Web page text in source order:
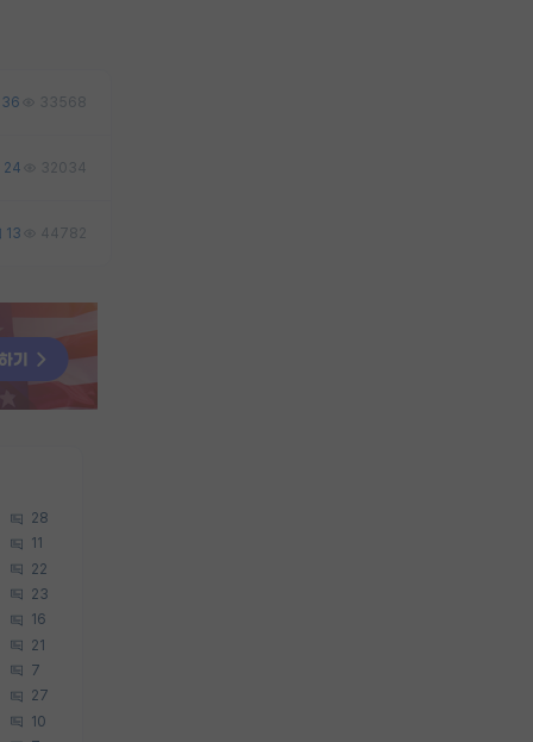
36 33568
24 32034
13 44782
28
11
22
23
16
21
7
27
10